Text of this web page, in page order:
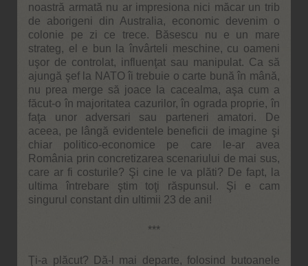
noastră armată nu ar impresiona nici măcar un trib
de aborigeni din Australia, economic devenim o
colonie pe zi ce trece. Băsescu nu e un mare
strateg, el e bun la învârteli meschine, cu oameni
uşor de controlat, influenţat sau manipulat. Ca să
ajungă şef la NATO îi trebuie o carte bună în mână,
nu prea merge să joace la cacealma, aşa cum a
făcut-o în majoritatea cazurilor, în ograda proprie, în
faţa unor adversari sau parteneri amatori. De
aceea, pe lângă evidentele beneficii de imagine şi
chiar politico-economice pe care le-ar avea
România prin concretizarea scenariului de mai sus,
care ar fi costurile? Şi cine le va plăti? De fapt, la
ultima întrebare ştim toţi răspunsul. Şi e cam
singurul constant din ultimii 23 de ani!
***
Ţi-a plăcut? Dă-l mai departe, folosind butoanele